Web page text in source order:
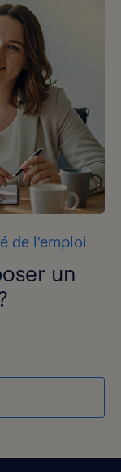
de l'emploi
un